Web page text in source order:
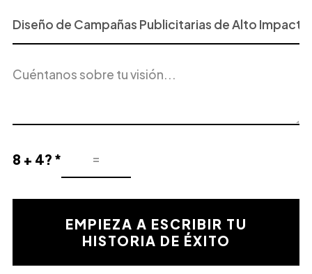
o
Servicio
Interés
del
8 + 4? *
Resultado
la
EMPIEZA A ESCRIBIR TU
HISTORIA DE ÉXITO